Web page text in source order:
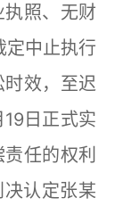
照、无财
中止执行
效，至迟
日正式实
任的权利
认定张某